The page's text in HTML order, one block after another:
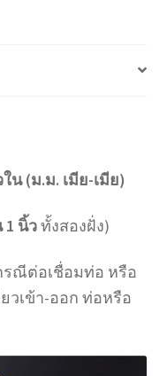
น (ม.ม. เมีย-เมีย)
1 นิ้วทั้งสองฝั่ง)
รณีต่อเชื่อมท่อ หรือ
เข้า-ออก ท่อหรือ